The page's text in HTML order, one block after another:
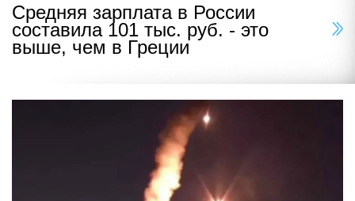
Средняя зарплата в России
составила 101 тыс. руб. - это
выше, чем в Греции